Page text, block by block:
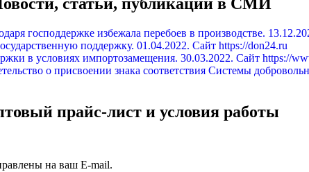
господдержке избежала перебоев в производстве.
поддержку. 01.04.2022. Сайт https://don24.ru
в условиях импортозамещения. 30.03.2022. Сайт https://
о присвоении знака соответствия Системы
прайс-лист и условия работы
на ваш E-mail.